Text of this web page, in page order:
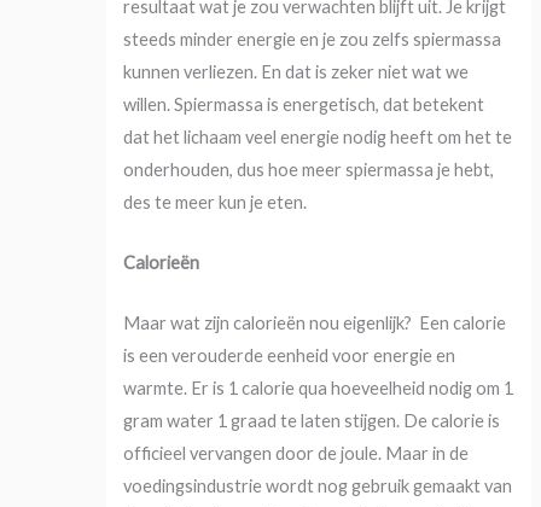
resultaat wat je zou verwachten blijft uit. Je krijgt
steeds minder energie en je zou zelfs spiermassa
kunnen verliezen. En dat is zeker niet wat we
willen. Spiermassa is energetisch, dat betekent
dat het lichaam veel energie nodig heeft om het te
onderhouden, dus hoe meer spiermassa je hebt,
des te meer kun je eten.
Calorieën
Maar wat zijn calorieën nou eigenlijk? Een calorie
is een verouderde eenheid voor energie en
warmte. Er is 1 calorie qua hoeveelheid nodig om 1
gram water 1 graad te laten stijgen. De calorie is
officieel vervangen door de joule. Maar in de
voedingsindustrie wordt nog gebruik gemaakt van